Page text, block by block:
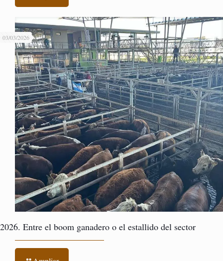
03/03/2026
2026. Entre el boom ganadero o el estallido del sector